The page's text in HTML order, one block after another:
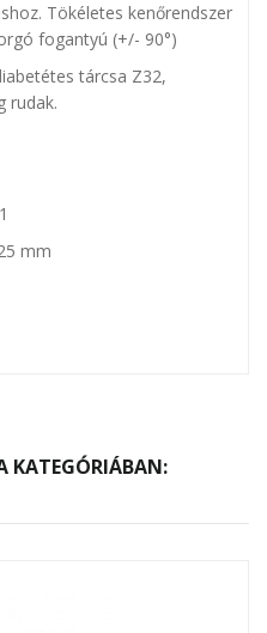
Tökéletes kenőrendszer
fogantyú (+/- 90°)
tárcsa Z32,
rudak.
mm
KATEGÓRIÁBAN: